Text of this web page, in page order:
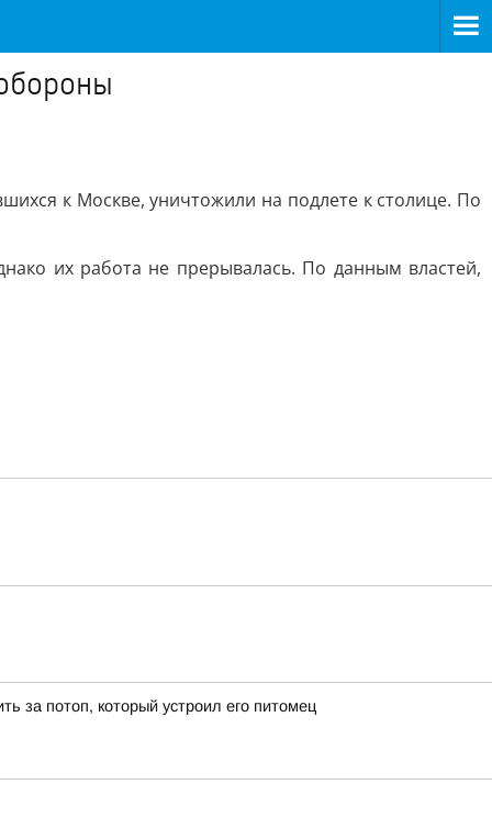
к Москве, уничтожили на подлете к столице. По
их работа не прерывалась. По данным властей,
за потоп, который устроил его питомец